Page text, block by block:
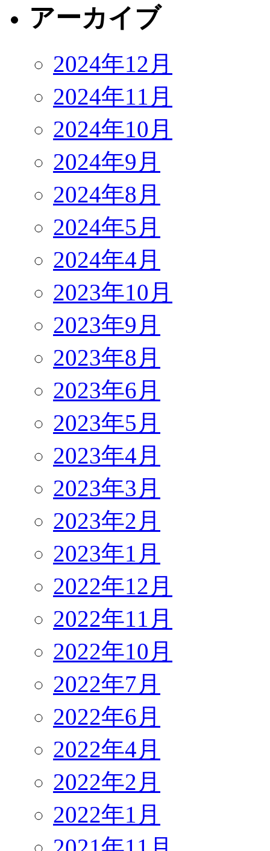
アーカイブ
2024年12月
2024年11月
2024年10月
2024年9月
2024年8月
2024年5月
2024年4月
2023年10月
2023年9月
2023年8月
2023年6月
2023年5月
2023年4月
2023年3月
2023年2月
2023年1月
2022年12月
2022年11月
2022年10月
2022年7月
2022年6月
2022年4月
2022年2月
2022年1月